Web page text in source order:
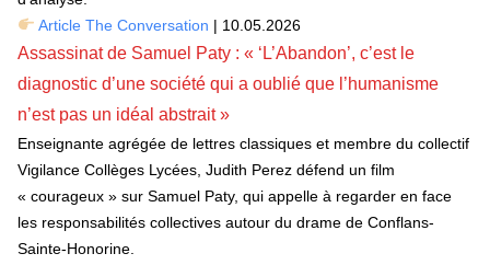
Article The Conversation | 10.05.2026
Assassinat de Samuel Paty : « ‘L’Abandon’, c’est le
diagnostic d’une société qui a oublié que l’humanisme
n’est pas un idéal abstrait »
Enseignante agrégée de lettres classiques et membre du collectif
Vigilance Collèges Lycées, Judith Perez défend un film
« courageux » sur Samuel Paty, qui appelle à regarder en face
les responsabilités collectives autour du drame de Conflans-
Sainte-Honorine.